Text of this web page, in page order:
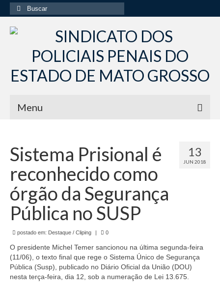
Buscar
por:
Menu
Institucional
Diretoria Sindsppen
Histórico do Sindsppen
Histórico do Sistema Penitenciário do Estado
Formulário de Requerimento Padrão Sindsppen
Estatuto do Sindsppen
13
JUN 2018
Sistema Prisional é
reconhecido como
órgão da Segurança
Pública no SUSP
postado em: Destaque / Cliping | 0
O presidente Michel Temer sancionou na última segunda-feira
(11/06), o texto final que rege o Sistema Único de Segurança
Pública (Susp), publicado no Diário Oficial da União (DOU)
nesta terça-feira, dia 12, sob a numeração de Lei 13.675.